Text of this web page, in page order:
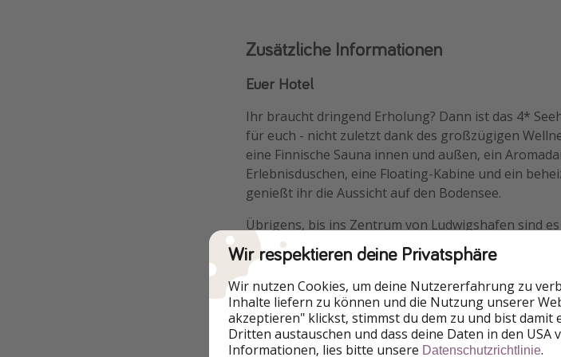
Zusätzliche Informationen
Euer Hotel
Ihr braucht dringend Erholung? Dann ist das 4*
für euch - nicht zuletzt dank des großzügigen
eine Finnische Sauna innen und außen, ein
Erlebnisduschen, eine Floating-Kabine und ein
genießt ihr die Aussicht auf den Bodensee.
Übrigens, bis ins Zentrum von Ludwigshafen sind
in der Region zahlreiche Wanderwege auf euch.
Inklusivleistungen
Übernachtung im Zimmer der gebuchten
Inklusive täglichem Frühstücksbuffet
Wir respektieren deine Privatsphäre
Wir nutzen Cookies, um deine Nutzererfahrung zu
Inhalte liefern zu können und die Nutzung unserer
akzeptieren" klickst, stimmst du dem zu und bist
Dritten austauschen und dass deine Daten in den
Informationen, lies bitte unsere Datenschutzrichtlinie.